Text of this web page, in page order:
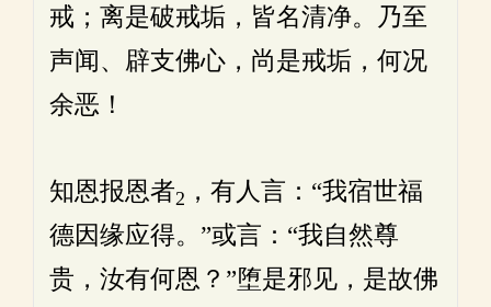
戒；离是破戒垢，皆名清净。乃至
声闻、辟支佛心，尚是戒垢，何况
余恶！
知恩报恩者2 ，有人言：“我宿世福
德因缘应得。”或言：“我自然尊
贵，汝有何恩？”堕是邪见，是故佛